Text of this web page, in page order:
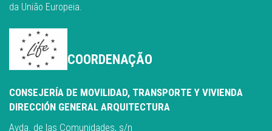
da União Europeia.
COORDENAÇÃO
CONSEJERÍA DE MOVILIDAD, TRANSPORTE Y VIVIENDA
DIRECCIÓN GENERAL ARQUITECTURA
Avda. de las Comunidades, s/n